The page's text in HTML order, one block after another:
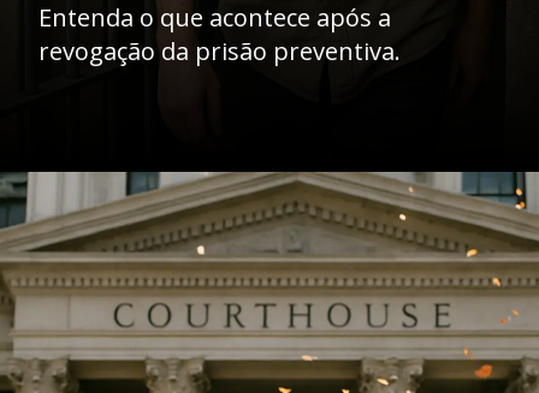
Entenda o que acontece após a
revogação da prisão preventiva.
Openinghttps://ademilsoncs.adv.br/